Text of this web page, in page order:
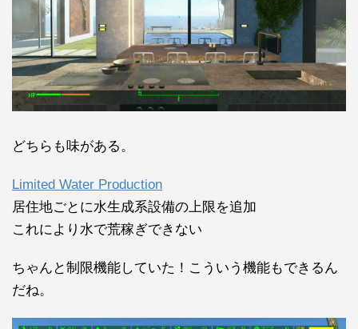
どちらも味がある。
Limited Water Production
居住地ごとに水生成系設備の上限を追加
これにより水で荒稼ぎできない
ちゃんと制限機能していた！こういう機能もできるん
だね。